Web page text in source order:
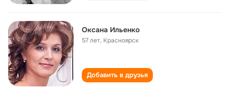
Оксана Ильенко
57 лет, Красноярск
Добавить в друзья